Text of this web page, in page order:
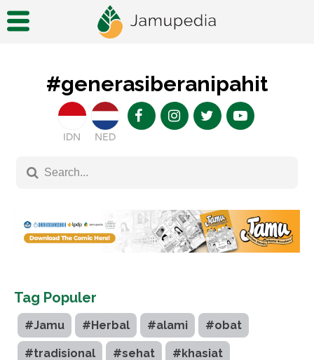
#generasiberanipahit
IDN NED
Tag Populer
#Jamu #Herbal #alami #obat
#tradisional #sehat #khasiat